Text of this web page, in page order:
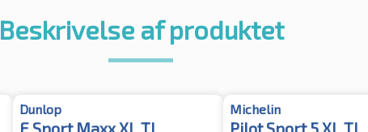
Beskrivelse af produktet
Dunlop
E.Sport Maxx XL TL
Michelin
Pilot Sport 5 XL TL